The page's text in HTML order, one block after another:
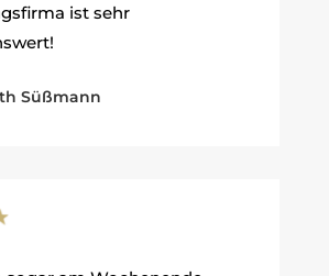
ist sehr
Süßmann